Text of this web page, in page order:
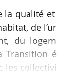
qualité
de
du
Transition
les